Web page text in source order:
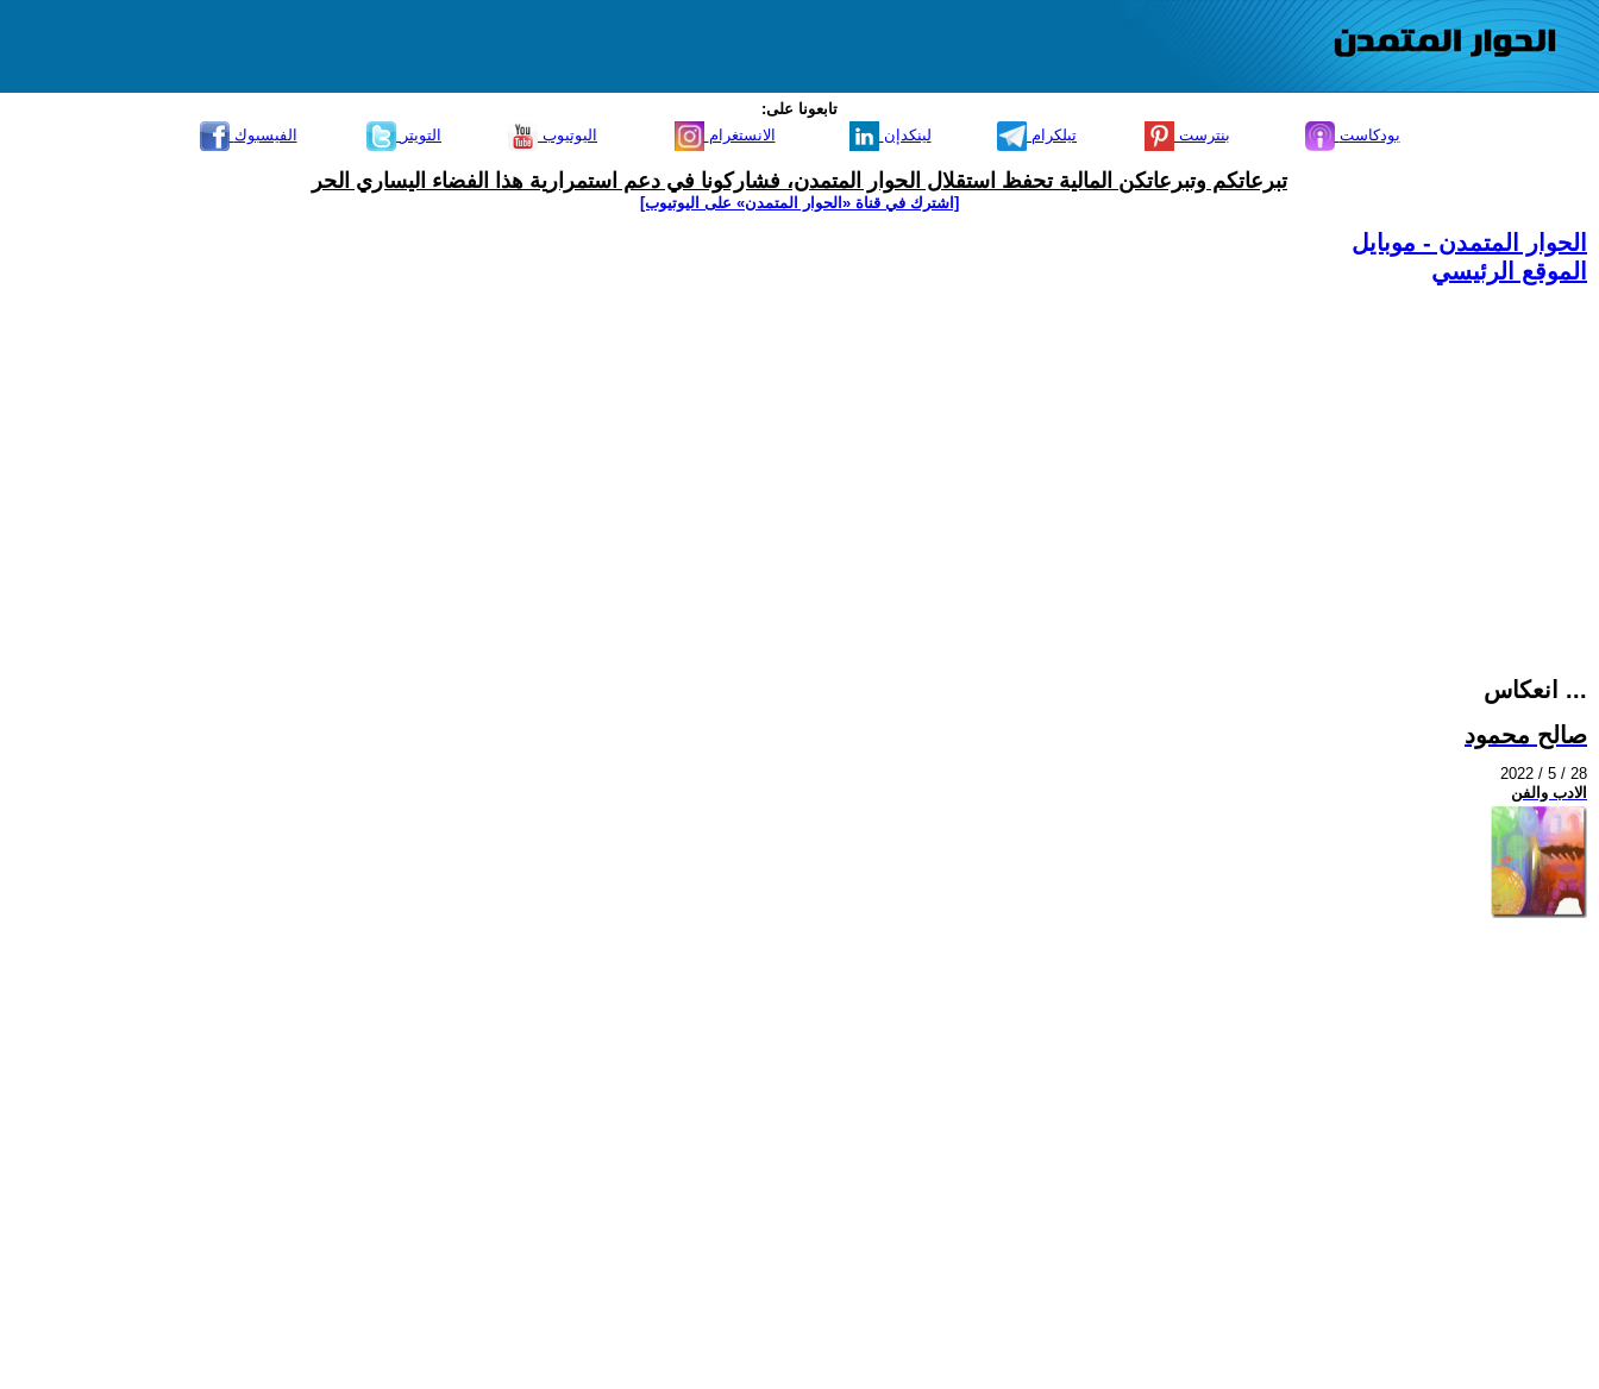
تابعونا على:
الفيسبوك
التويتر اليوتيوب الانستغرام لينكدإن تيلكرام بنترست بودكاست
تبرعاتكم وتبرعاتكن المالية تحفظ استقلال الحوار المتمدن، فشاركونا في دعم استمرارية هذا الفضاء اليساري الحر
[اشترك في قناة ‫«الحوار المتمدن» على اليوتيوب]
الحوار المتمدن - موبايل
الموقع الرئيسي
انعكاس ...
صالح محمود
2022 / 5 / 28
الادب والفن